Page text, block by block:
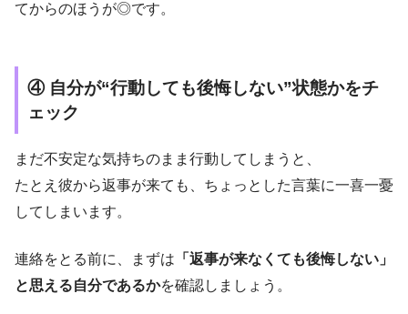
てからのほうが◎です。
④ 自分が“行動しても後悔しない”状態かをチ
ェック
まだ不安定な気持ちのまま行動してしまうと、
たとえ彼から返事が来ても、ちょっとした言葉に一喜一憂
してしまいます。
連絡をとる前に、まずは 「返事が来なくても後悔しない」
と思える自分であるかを確認しましょう。